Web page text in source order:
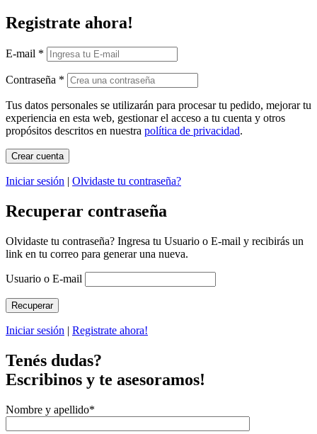
Registrate ahora!
E-mail *
Contraseña *
Tus datos personales se utilizarán para procesar tu pedido, mejorar tu
experiencia en esta web, gestionar el acceso a tu cuenta y otros
propósitos descritos en nuestra política de privacidad.
Iniciar sesión | Olvidaste tu contraseña?
Recuperar contraseña
Olvidaste tu contraseña? Ingresa tu Usuario o E-mail y recibirás un
link en tu correo para generar una nueva.
Usuario o E-mail
Iniciar sesión | Registrate ahora!
Tenés dudas?
Escribinos y te asesoramos!
Nombre y apellido*